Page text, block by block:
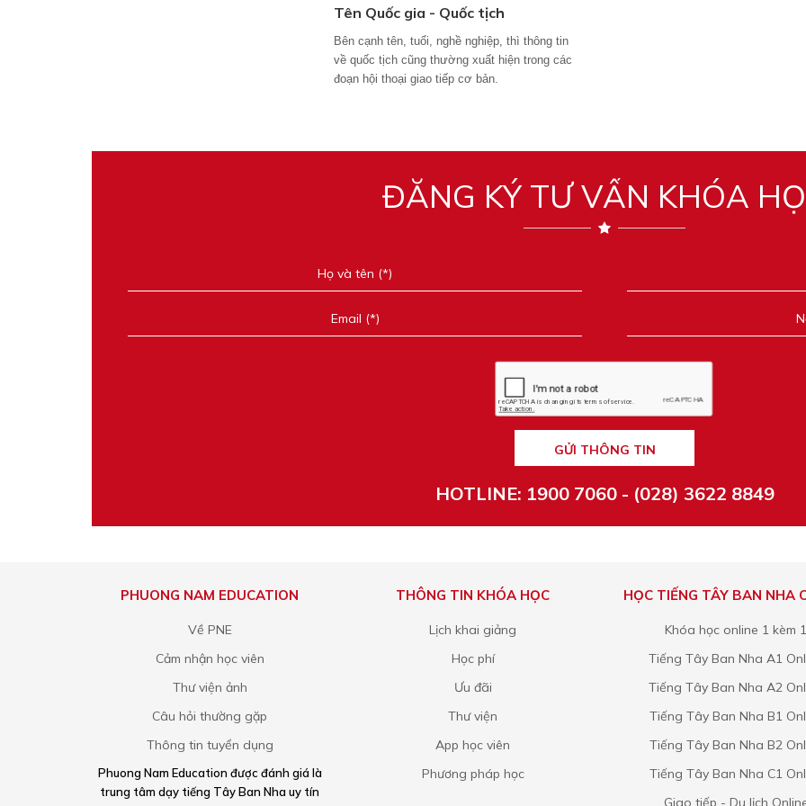
Tên Quốc gia - Quốc tịch
Bên cạnh tên, tuổi, nghề nghiệp, thì thông tin
về quốc tịch cũng thường xuất hiện trong các
đoạn hội thoại giao tiếp cơ bản.
ĐĂNG KÝ TƯ VẤN KHÓA
GỬI THÔNG TIN
HOTLINE: 1900 7060 - (028) 3622 8849
PHUONG NAM EDUCATION
Về PNE
Cảm nhận học viên
Thư viện ảnh
Câu hỏi thường gặp
Thông tin tuyển dụng
Phuong Nam Education được đánh giá là
trung tâm dạy tiếng Tây Ban Nha uy tín
THÔNG TIN KHÓA HỌC
Lịch khai giảng
Học phí
Ưu đãi
Thư viện
App học viên
Phương pháp học
HỌC TIẾNG TÂY BAN NHA
Khóa học online 1 kèm
Tiếng Tây Ban Nha A1
Tiếng Tây Ban Nha A2
Tiếng Tây Ban Nha B1
Tiếng Tây Ban Nha B2
Tiếng Tây Ban Nha C1
Giao tiếp - Du lịch